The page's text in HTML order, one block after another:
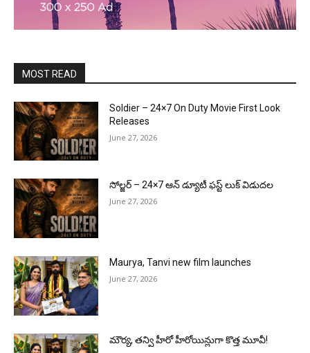
MOST READ
Soldier – 24×7 On Duty Movie First Look
Releases
June 27, 2026
సోల్జర్ – 24×7 ఆన్ డ్యూటీ ఫస్ట్ లుక్ విడుదల
June 27, 2026
Maurya, Tanvi new film launches
June 27, 2026
మౌర్య‌, త‌న్వి హీరో హీరోయిన్లుగా కొత్త మూవీ!